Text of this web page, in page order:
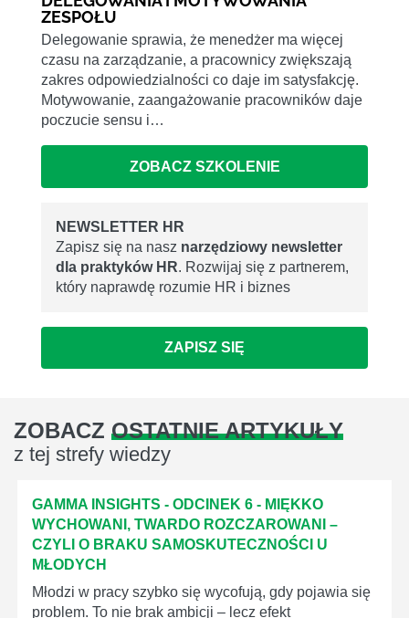
ZESPOŁU
Delegowanie sprawia, że menedżer ma więcej
czasu na zarządzanie, a pracownicy zwiększają
zakres odpowiedzialności co daje im satysfakcję.
Motywowanie, zaangażowanie pracowników daje
poczucie sensu i…
ZOBACZ SZKOLENIE
NEWSLETTER HR
Zapisz się na nasz narzędziowy newsletter
dla praktyków HR. Rozwijaj się z partnerem,
który naprawdę rozumie HR i biznes
ZAPISZ SIĘ
ZOBACZ OSTATNIE ARTYKUŁY
z tej strefy wiedzy
GAMMA INSIGHTS - ODCINEK 6 - MIĘKKO
WYCHOWANI, TWARDO ROZCZAROWANI –
CZYLI O BRAKU SAMOSKUTECZNOŚCI U
MŁODYCH
Młodzi w pracy szybko się wycofują, gdy pojawia się
problem. To nie brak ambicji – lecz efekt